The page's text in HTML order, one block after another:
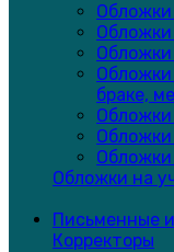
Обложки
Обложки
браке,
Обложки
Обложки на
Письменные
Корректоры